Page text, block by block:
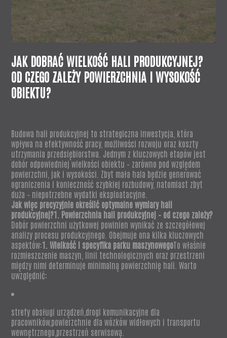
JAK DOBRAĆ WIELKOŚĆ HALI PRODUKCYJNEJ?
OD CZEGO ZALEŻY POWIERZCHNIA I WYSOKOŚĆ
OBIEKTU?
Budowa hali produkcyjnej to strategiczna inwestycja, która
wpływa na efektywność pracy, możliwości rozwoju oraz koszty
utrzymania przedsiębiorstwa. Jednym z kluczowych etapów jest
dobór odpowiedniej wielkości obiektu – zarówno pod względem
powierzchni, jak i wysokości. Zbyt mała hala będzie generować
ograniczenia i konieczność szybkiej rozbudowy, natomiast zbyt
duża – niepotrzebne wydatki eksploatacyjne.
Jak więc precyzyjnie określić optymalne wymiary hali
produkcyjnej?1. Powierzchnia hali produkcyjnej – od czego zależy?
Dobór powierzchni użytkowej powinien wynikać ze szczegółowej
analizy procesu produkcyjnego. Obejmuje ona kilka kluczowych
aspektów:1. Wielkość i specyfika parku maszynowegoTo właśnie
rozmieszczenie maszyn, linii technologicznych oraz przestrzeni
między nimi determinuje minimalną powierzchnię hali. Warto
uwzględnić:
strefy obsługi urządzeń,drogi komunikacyjne dla
pracowników,powierzchnie dla wózków widłowych i transportu
wewnętrznego,przestrzeń serwisową.